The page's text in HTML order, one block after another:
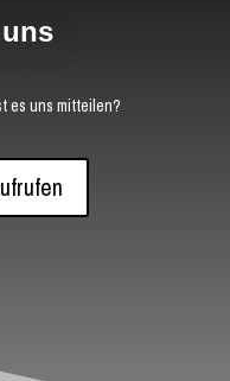
es uns mitteilen?